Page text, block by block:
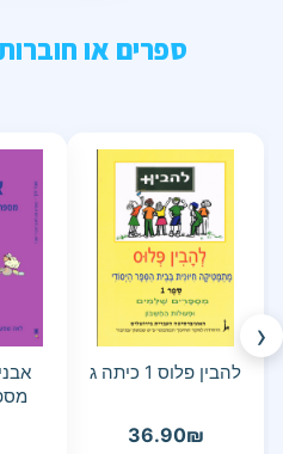
ספרים או
‹
להבין פלוס 1 כיתה ג
36.90₪